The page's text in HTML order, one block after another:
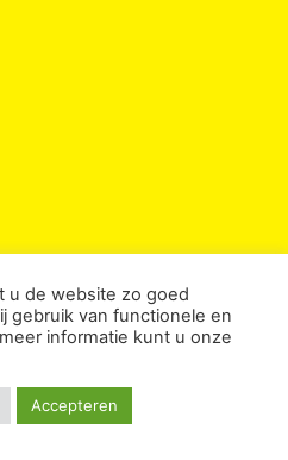
u de website zo goed
gebruik van functionele en
informatie kunt u onze
Accepteren